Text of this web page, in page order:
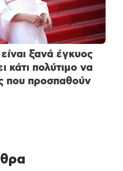
ξανά έγκυος
κάτι πολύτιμο να
που προσπαθούν